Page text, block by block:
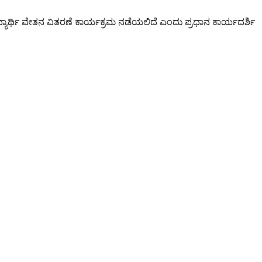
ವೇತನ ವಿತರಣೆ ಕಾರ್ಯಕ್ರಮ ನಡೆಯಲಿದೆ ಎಂದು ಪ್ರಧಾನ ಕಾರ್ಯದರ್ಶಿ